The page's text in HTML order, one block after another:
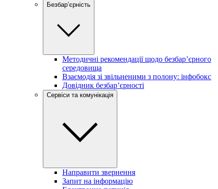
Безбар’єрність
Методичні рекомендації щодо безбар’єрного
середовища
Взаємодія зі звільненими з полону: інфобокс
Довідник безбар’єрності
Сервіси та комунікація
Направити звернення
Запит на інформацію